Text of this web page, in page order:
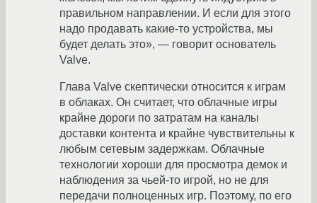
правильном направлении. И если для этого
надо продавать какие-то устройства, мы
будет делать это», — говорит основатель
Valve.
Глава Valve скептически относится к играм
в облаках. Он считает, что облачные игры
крайне дороги по затратам на каналы
доставки контента и крайне чувствительны к
любым сетевым задержкам. Облачные
технологии хороши для просмотра демок и
наблюдения за чьей-то игрой, но не для
передачи полноценных игр. Поэтому, по его